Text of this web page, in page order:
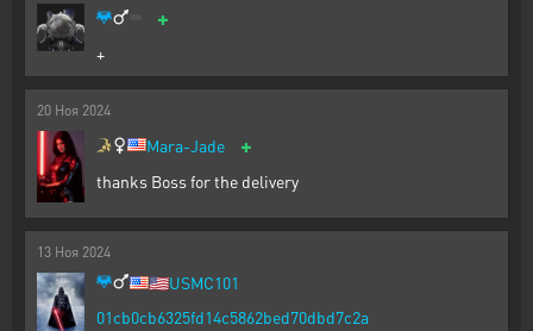
+
+
20 Ноя 2024
Mara-Jade +
thanks Boss for the delivery
13 Ноя 2024
🇺🇲USMC101
01cb0cb6325fd14c5862bed70dbd7c2a